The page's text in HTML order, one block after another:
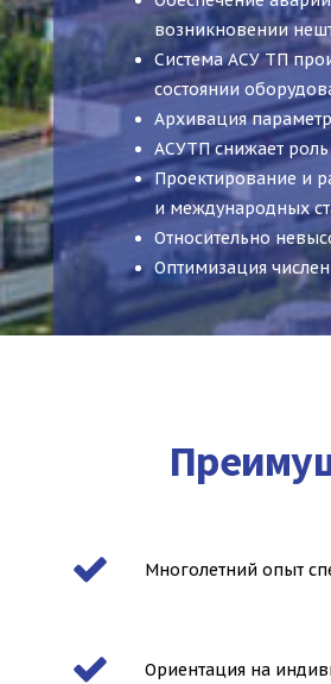
возникновении
Система АСУ ТП
состоянии
Архивация
АСУТП снижает роль
Проектирование и
и международных
Относительно
Оптимизация
Многолетний опыт
Ориентация на